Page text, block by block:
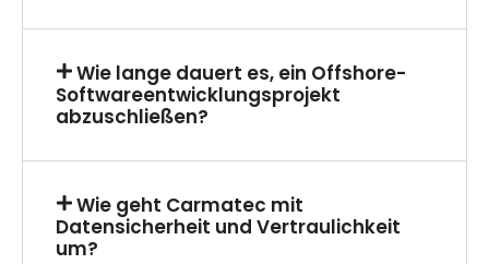
Wie lange dauert es, ein Offshore-
Softwareentwicklungsprojekt
abzuschließen?
Wie geht Carmatec mit
Datensicherheit und Vertraulichkeit
um?